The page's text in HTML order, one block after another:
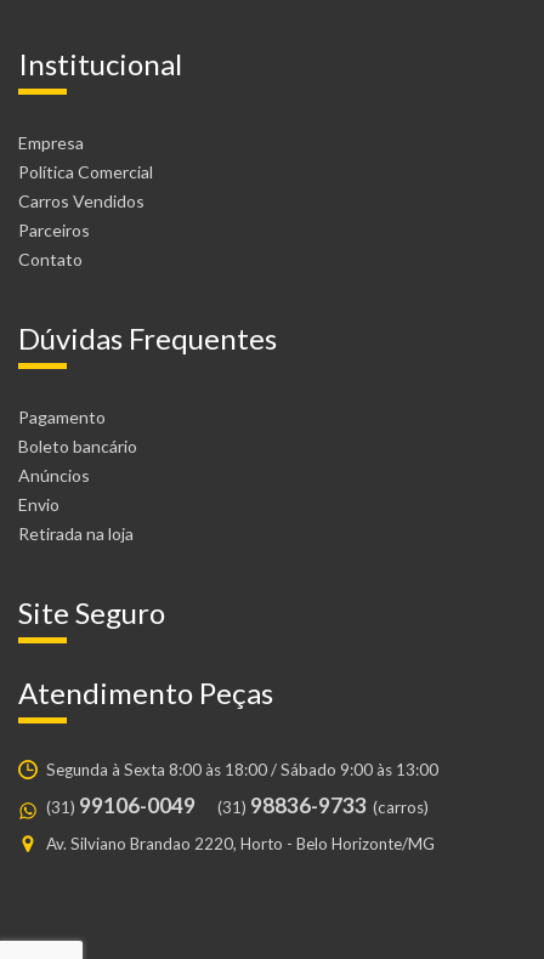
Institucional
Empresa
Política Comercial
Carros Vendidos
Parceiros
Contato
Dúvidas Frequentes
Pagamento
Boleto bancário
Anúncios
Envio
Retirada na loja
Site Seguro
Atendimento Peças
Segunda à Sexta 8:00 às 18:00 / Sábado 9:00 às 13:00
(31) 99106-0049 (31) 98836-9733 (carros)
Av. Silviano Brandao 2220, Horto - Belo Horizonte/MG